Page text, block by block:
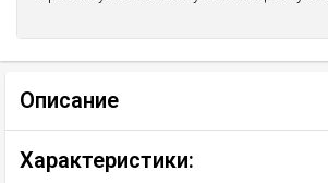
Описание
Характеристики: